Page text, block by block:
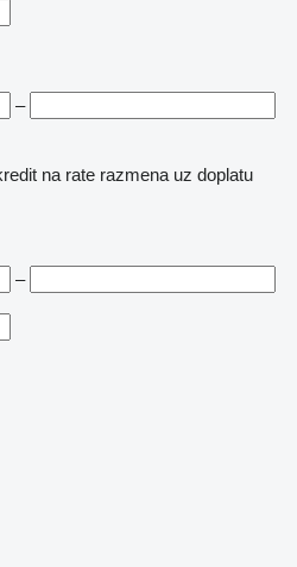
–
na rate razmena uz doplatu
–